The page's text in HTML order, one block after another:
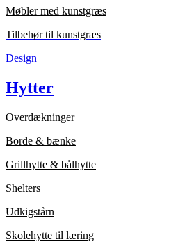
Møbler med kunstgræs
Tilbehør til kunstgræs
Design
Hytter
Overdækninger
Borde & bænke
Grillhytte & bålhytte
Shelters
Udkigstårn
Skolehytte til læring